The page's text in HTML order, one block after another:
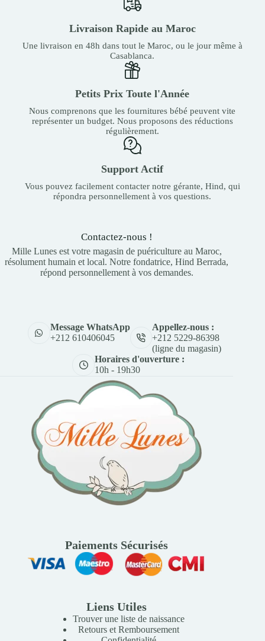
Livraison Rapide au Maroc
Une livraison en 48h dans tout le Maroc, ou le jour même à
Casablanca.
Petits Prix Toute l'Année
Nous comprenons que les fournitures bébé peuvent vite
représenter un budget. Nous proposons des réductions
régulièrement.
Support Actif
Vous pouvez facilement contacter notre gérante, Hind, qui
répondra personnellement à vos questions.
Contactez-nous !
Mille Lunes est votre magasin de puériculture au Maroc,
résolument humain et local. Notre fondatrice, Hind Berrada,
répond personnellement à vos demandes.
Message WhatsApp
+212 610406045
Appellez-nous :
+212 5229-86398
(ligne du magasin)
Horaires d'ouverture :
10h - 19h30
Paiements Sécurisés
Liens Utiles
Trouver une liste de naissance
Retours et Remboursement